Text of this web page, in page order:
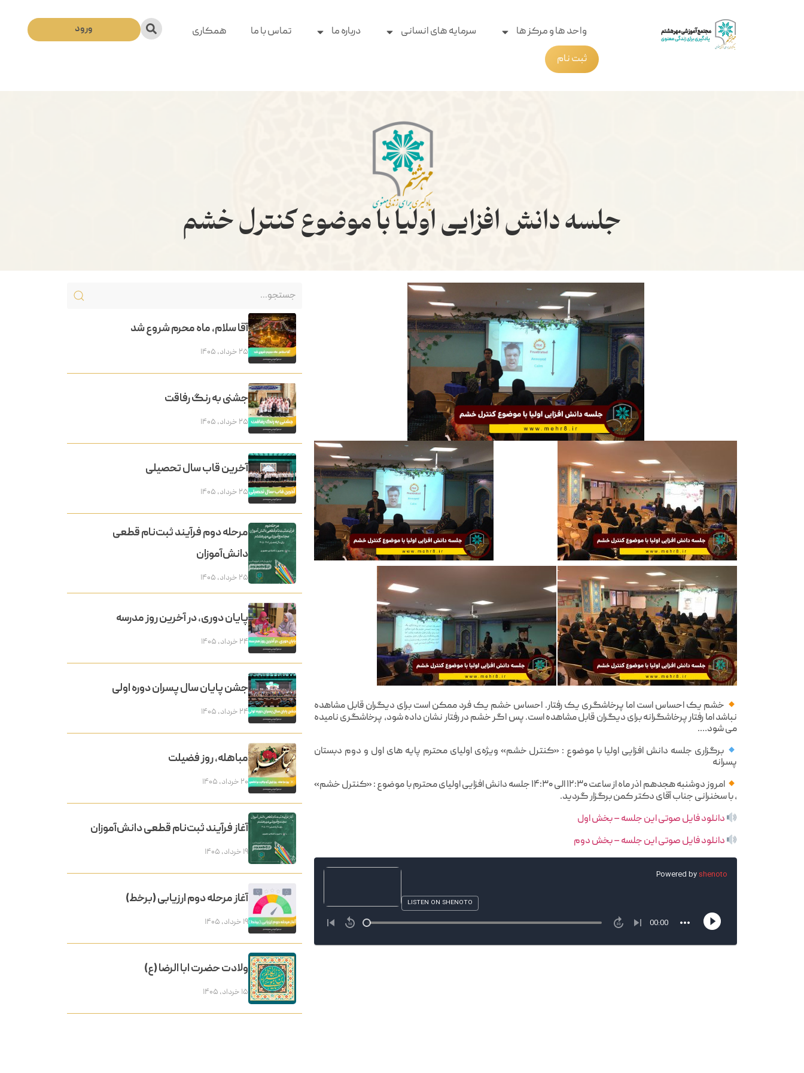
واحد ها و مرکز ها سرمایه های انسانی درباره ما تماس با ما
همکاری
ثبت نام
ورود
جلسه دانش افزایی اولیا با موضوع کنترل خشم
خشم یک احساس است اما پرخاشگری یک رفتار. احساس خشم یک فرد ممکن است برای دیگران قابل مشاهده
نباشد اما رفتار پرخاشگرانه برای دیگران قابل مشاهده است. پس اگر خشم در رفتار نشان داده شود، پرخاشگری نامیده
می شود….
برگزاری جلسه دانش افزایی اولیا با موضوع : «کنترل خشم» ویژه‌ی اولیای محترم پایه های اول و دوم دبستان
پسرانه
امروز دوشنبه هجدهم اذر ماه از ساعت ۱۲:۳۰ الی ۱۴:۳۰ جلسه دانش افزایی اولیای محترم با موضوع : «کنترل خشم»
، با سخنرانی جناب آقای دکتر کمن برگزار گردید.
دانلود فایل صوتی این جلسه – بخش اول
دانلود فایل صوتی این جلسه – بخش دوم
آقا سلام، ماه محرم شروع شد
۲۵ خرداد, ۱۴۰۵
جشنی به رنگ رفاقت
۲۵ خرداد, ۱۴۰۵
آخرین قاب سال تحصیلی
۲۵ خرداد, ۱۴۰۵
مرحله دوم فرآیند ثبت‌نام قطعی
دانش‌آموزان
۲۵ خرداد, ۱۴۰۵
پایان دوری، در آخرین روز مدرسه
۲۴ خرداد, ۱۴۰۵
جشن پایان سال پسران دوره اولی
۲۴ خرداد, ۱۴۰۵
مباهله، روز فضیلت
۲۰ خرداد, ۱۴۰۵
آغاز فرآیند ثبت‌نام قطعی دانش‌آموزان
۱۹ خرداد, ۱۴۰۵
آغاز مرحله دوم ارزیابی (برخط)
۱۹ خرداد, ۱۴۰۵
ولادت حضرت ابا الرضا (ع)
۱۵ خرداد, ۱۴۰۵